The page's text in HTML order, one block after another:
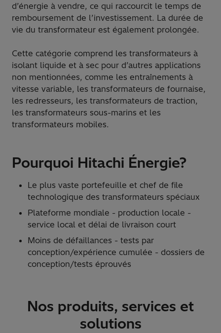
d’énergie à vendre, ce qui raccourcit le temps de
remboursement de l’investissement. La durée de
vie du transformateur est également prolongée.
Cette catégorie comprend les transformateurs à
isolant liquide et à sec pour d’autres applications
non mentionnées, comme les entraînements à
vitesse variable, les transformateurs de fournaise,
les redresseurs, les transformateurs de traction,
les transformateurs sous-marins et les
transformateurs mobiles.
Pourquoi Hitachi Énergie?
Le plus vaste portefeuille et chef de file
technologique des transformateurs spéciaux
Plateforme mondiale - production locale -
service local et délai de livraison court
Moins de défaillances - tests par
conception/expérience cumulée - dossiers de
conception/tests éprouvés
Nos produits, services et
solutions